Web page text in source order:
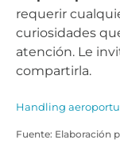
requerir
curiosidades
atención. Le
compartirla.
Handling
Fuente: Elaboración